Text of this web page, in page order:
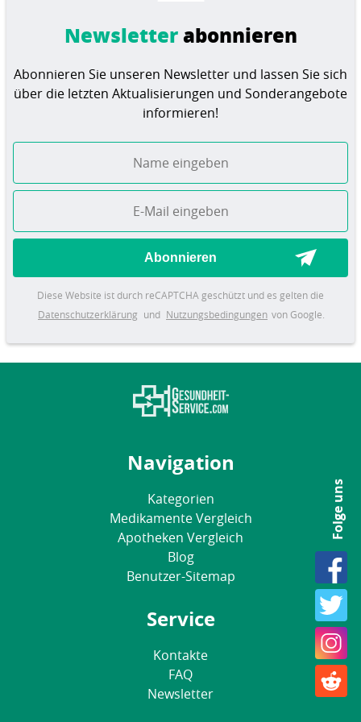
Newsletterabonnieren
Abonnieren Sie unseren Newsletter und lassen Sie sich
über die letzten Aktualisierungen und Sonderangebote
informieren!
Abonnieren
Diese Website ist durch reCAPTCHA geschützt und es gelten die
Datenschutzerklärung und Nutzungsbedingungen von Google.
Navigation
Kategorien
Medikamente Vergleich
Apotheken Vergleich
Blog
Benutzer-Sitemap
Service
Kontakte
FAQ
Newsletter
Folge uns